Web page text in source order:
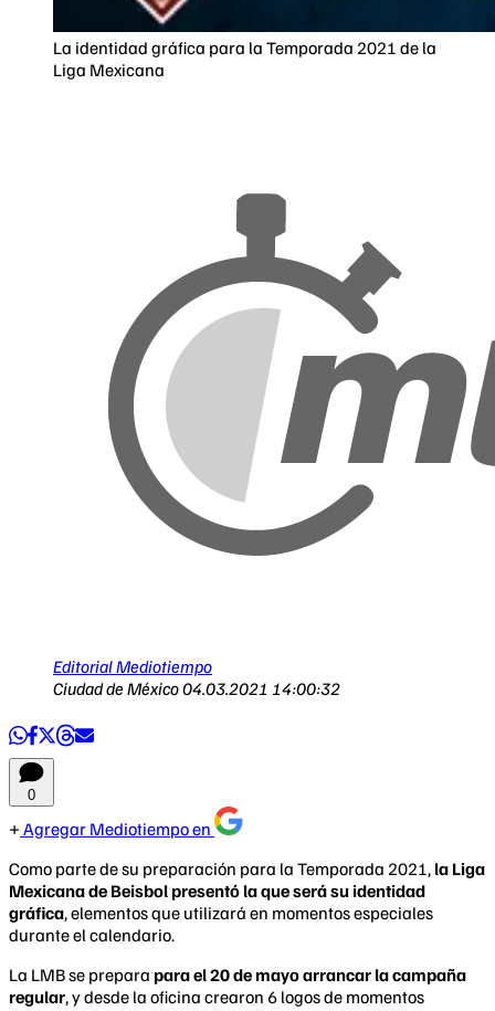
La identidad gráfica para la Temporada 2021 de la
Liga Mexicana
Editorial Mediotiempo
Ciudad de México04.03.2021 14:00:32
0
Agregar Mediotiempo en
Como parte de su preparación para la Temporada 2021, la Liga
Mexicana de Beisbol presentó la que será su identidad
gráfica, elementos que utilizará en momentos especiales
durante el calendario.
La LMB se prepara para el 20 de mayo arrancar la campaña
regular, y desde la oficina crearon 6 logos de momentos